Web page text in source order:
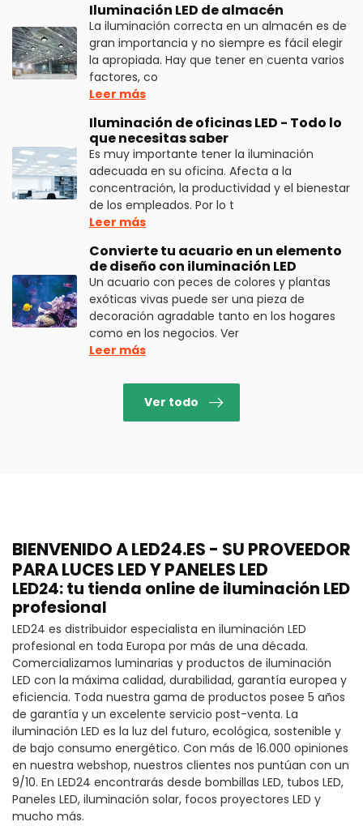
Iluminación LED de almacén
La iluminación correcta en un almacén es de
gran importancia y no siempre es fácil elegir
la apropiada. Hay que tener en cuenta varios
factores, co
Leer más
Iluminación de oficinas LED - Todo lo
que necesitas saber
Es muy importante tener la iluminación
adecuada en su oficina. Afecta a la
concentración, la productividad y el bienestar
de los empleados. Por lo t
Leer más
Convierte tu acuario en un elemento
de diseño con iluminación LED
Un acuario con peces de colores y plantas
exóticas vivas puede ser una pieza de
decoración agradable tanto en los hogares
como en los negocios. Ver
Leer más
Ver todo
BIENVENIDO A LED24.ES - SU PROVEEDOR
PARA LUCES LED Y PANELES LED
LED24: tu tienda online de iluminación LED
profesional
LED24 es distribuidor especialista en iluminación LED
profesional en toda Europa por más de una década.
Comercializamos luminarias y productos de iluminación
LED con la máxima calidad, durabilidad, garantía europea y
eficiencia. Toda nuestra gama de productos posee 5 años
de garantía y un excelente servicio post-venta. La
iluminación LED es la luz del futuro, ecológica, sostenible y
de bajo consumo energético. Con más de 16.000 opiniones
en nuestra webshop, nuestros clientes nos puntúan con un
9/10. En LED24 encontrarás desde bombillas LED, tubos LED,
Paneles LED, iluminación solar, focos proyectores LED y
mucho más.